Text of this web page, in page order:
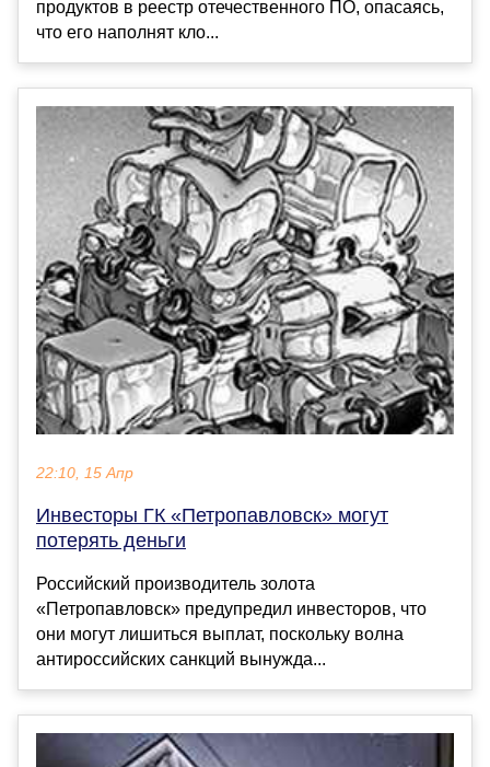
продуктов в реестр отечественного ПО, опасаясь,
что его наполнят кло...
22:10, 15 Апр
Инвесторы ГК «Петропавловск» могут
потерять деньги
Российский производитель золота
«Петропавловск» предупредил инвесторов, что
они могут лишиться выплат, поскольку волна
антироссийских санкций вынужда...